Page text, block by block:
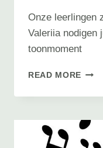
Onze leerlingen
Valeriia nodigen
toonmoment
READ MORE